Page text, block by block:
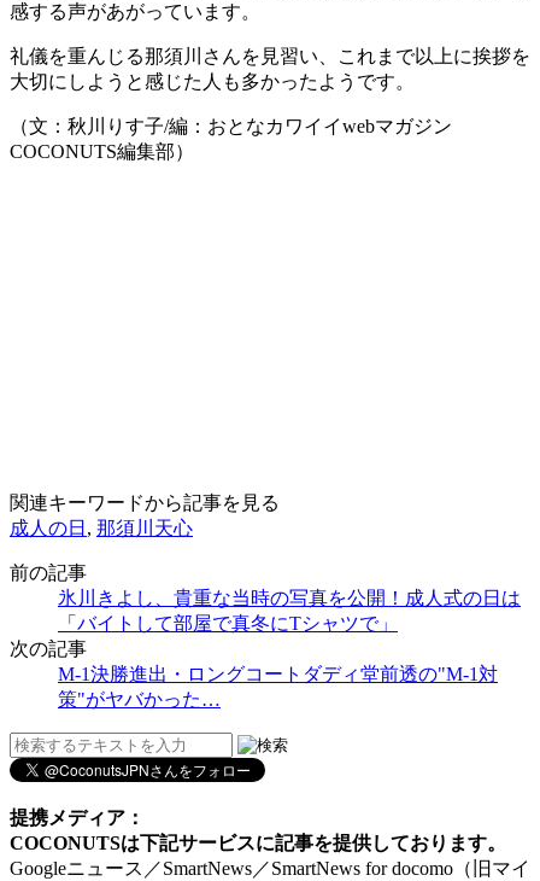
感する声があがっています。
礼儀を重んじる那須川さんを見習い、これまで以上に挨拶を
大切にしようと感じた人も多かったようです。
（文：秋川りす子/編：おとなカワイイwebマガジン
COCONUTS編集部）
関連キーワードから記事を見る
成人の日 , 那須川天心
前の記事
氷川きよし、貴重な当時の写真を公開！成人式の日は
「バイトして部屋で真冬にTシャツで」
次の記事
M-1決勝進出・ロングコートダディ堂前透の"M-1対
策"がヤバかった…
提携メディア：
COCONUTSは下記サービスに記事を提供しております。
Googleニュース／SmartNews／SmartNews for docomo（旧マイ